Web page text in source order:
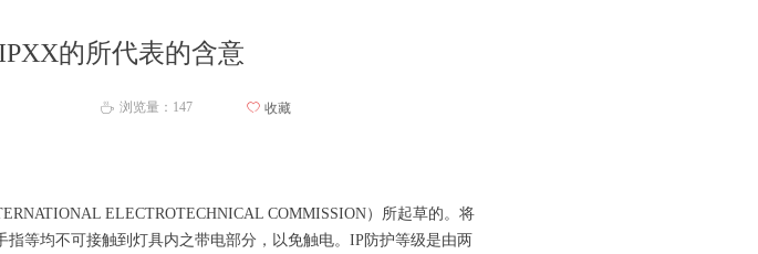
的所代表的含意
ELECTROTECHNICAL COMMISSION）所起草的。将
等均不可接触到灯具内之带电部分，以免触电。IP防护等级是由两
ꄘ 浏览量： 147 ꄀ 收藏